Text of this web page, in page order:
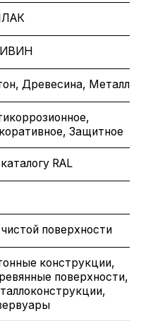
Древесина, Металл
Защитное
RAL
поверхности
конструкции,
поверхности,